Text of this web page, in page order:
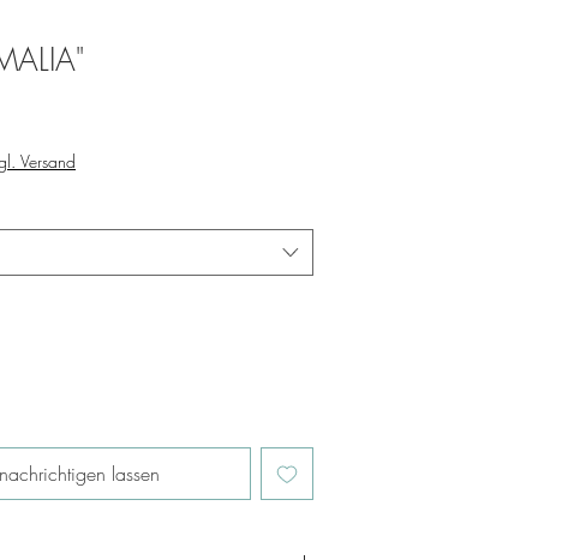
Versand
lassen